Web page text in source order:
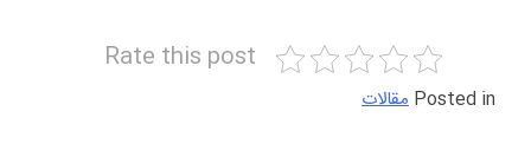
Rate this post
Posted in مقالات